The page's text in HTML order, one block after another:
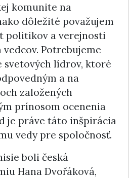
komunite na
dôležité považujem
politikov a verejnosti
Potrebujeme
svetových lídrov, ktoré
a na
založených
prínosom ocenenia
je práve táto inšpirácia
vedy pre spoločnosť.
boli česká
Hana Dvořáková,